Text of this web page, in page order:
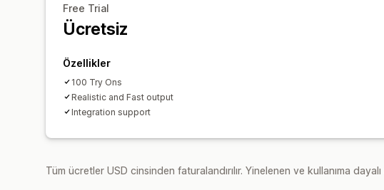
Free Trial
Ücretsiz
Özellikler
100 Try Ons
Realistic and Fast output
Integration support
Tüm ücretler USD cinsinden faturalandırılır. Yinelenen ve kullanıma